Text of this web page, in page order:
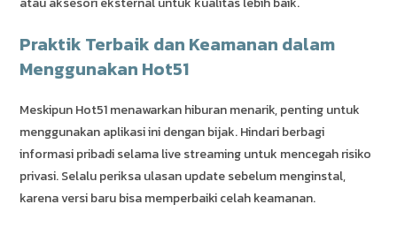
Praktik Terbaik dan Keamanan dalam
Menggunakan Hot51
Meskipun Hot51 menawarkan hiburan menarik, penting untuk
menggunakan aplikasi ini dengan bijak. Hindari berbagi
informasi pribadi selama live streaming untuk mencegah risiko
privasi. Selalu periksa ulasan update sebelum menginstal,
karena versi baru bisa memperbaiki celah keamanan.